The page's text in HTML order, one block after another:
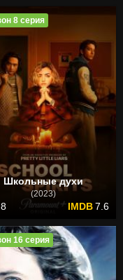
Школьные духи
(2023)
7.6
8 серия
16 серия